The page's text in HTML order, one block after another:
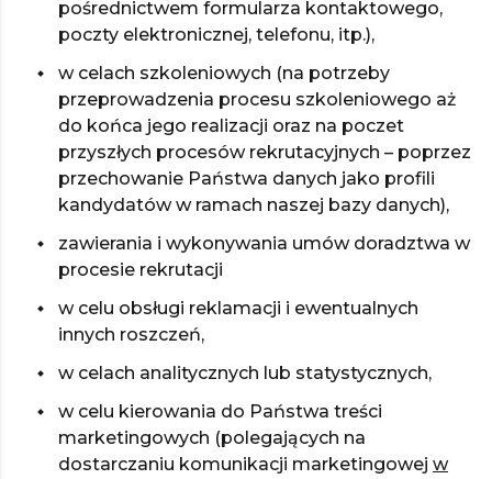
pośrednictwem formularza kontaktowego,
poczty elektronicznej, telefonu, itp.),
w celach szkoleniowych (na potrzeby
przeprowadzenia procesu szkoleniowego aż
do końca jego realizacji oraz na poczet
przyszłych procesów rekrutacyjnych – poprzez
przechowanie Państwa danych jako profili
kandydatów w ramach naszej bazy danych),
zawierania i wykonywania umów doradztwa w
procesie rekrutacji
w celu obsługi reklamacji i ewentualnych
innych roszczeń,
w celach analitycznych lub statystycznych,
w celu kierowania do Państwa treści
marketingowych (polegających na
dostarczaniu komunikacji marketingowej w